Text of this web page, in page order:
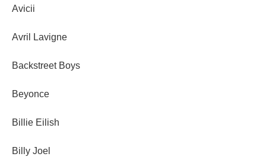
Avicii
Avril Lavigne
Backstreet Boys
Beyonce
Billie Eilish
Billy Joel